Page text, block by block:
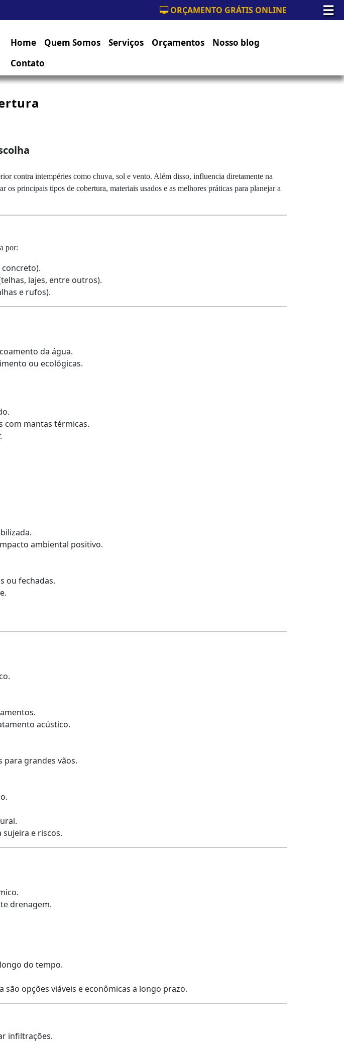
☰
ORÇAMENTO GRÁTIS ONLINE
Home Quem Somos Serviços Orçamentos
Nosso blog
Contato
contra intempéries como chuva, sol e vento. Além disso, influencia diretamente na
principais tipos de cobertura, materiais usados e as melhores práticas para planejar a
por:
lajes, entre outros).
e rufos).
da água.
ou ecológicas.
com mantas térmicas.
ambiental positivo.
ou fechadas.
acústico.
para grandes vãos.
e riscos.
drenagem.
do tempo.
opções viáveis e econômicas a longo prazo.
infiltrações.